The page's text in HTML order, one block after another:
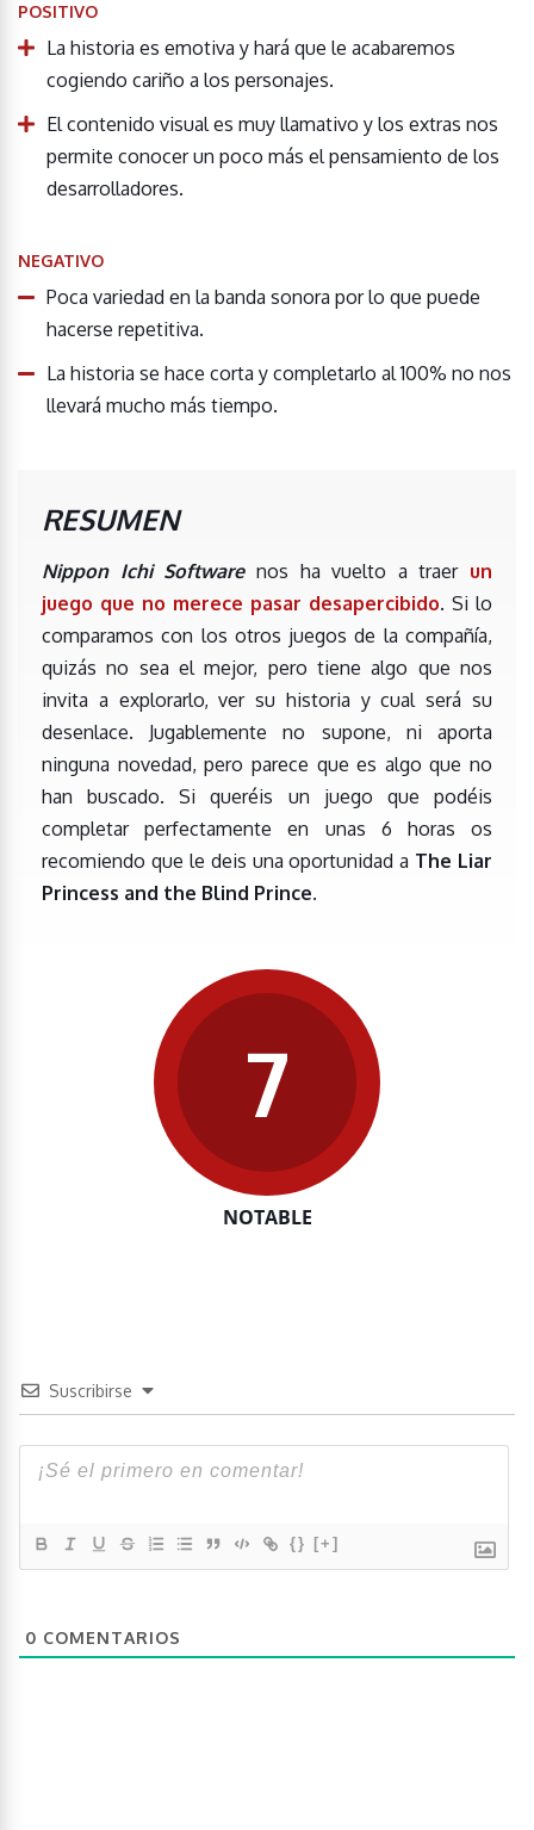
POSITIVO
La historia es emotiva y hará que le acabaremos
cogiendo cariño a los personajes.
El contenido visual es muy llamativo y los extras nos
permite conocer un poco más el pensamiento de los
desarrolladores.
NEGATIVO
Poca variedad en la banda sonora por lo que puede
hacerse repetitiva.
La historia se hace corta y completarlo al 100% no nos
llevará mucho más tiempo.
RESUMEN
Nippon Ichi Software nos ha vuelto a traer un
juego que no merece pasar desapercibido. Si lo
comparamos con los otros juegos de la compañía,
quizás no sea el mejor, pero tiene algo que nos
invita a explorarlo, ver su historia y cual será su
desenlace. Jugablemente no supone, ni aporta
ninguna novedad, pero parece que es algo que no
han buscado. Si queréis un juego que podéis
completar perfectamente en unas 6 horas os
recomiendo que le deis una oportunidad a The Liar
Princess and the Blind Prince.
7
NOTABLE
Suscribirse
{} [+]
0 COMENTARIOS